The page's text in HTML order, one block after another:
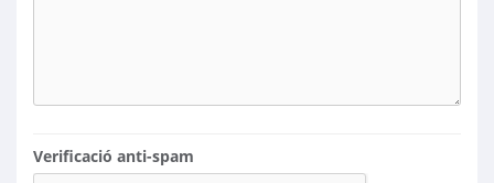
Verificació anti-spam